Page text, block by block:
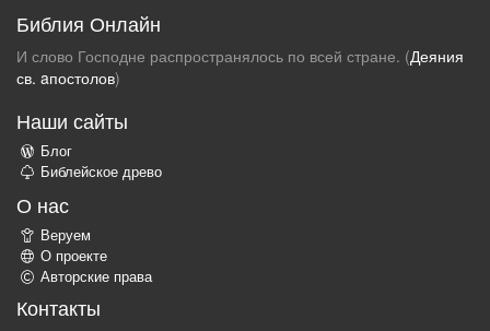
Библия Онлайн
И слово Господне распространялось по всей стране. (Деяния
св. aпостолов)
Наши сайты
Блог
Библейское древо
О нас
Веруем
О проекте
Авторские права
Контакты